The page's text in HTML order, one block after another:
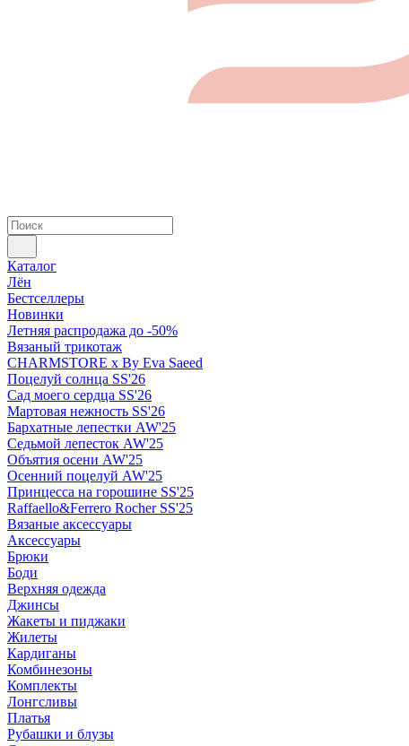
Каталог
Лён
Бестселлеры
Новинки
Летняя распродажа до -50%
Вязаный трикотаж
CHARMSTORE х By Eva Saeed
Поцелуй солнца SS'26
Сад моего сердца SS'26
Мартовая нежность SS'26
Бархатные лепестки AW'25
Седьмой лепесток AW'25
Объятия осени AW'25
Осенний поцелуй AW'25
Принцесса на горошине SS'25
Raffaello&Ferrero Rocher SS'25
Вязаные аксессуары
Аксессуары
Брюки
Боди
Верхняя одежда
Джинсы
Жакеты и пиджаки
Жилеты
Кардиганы
Комбинезоны
Комплекты
Лонгсливы
Платья
Рубашки и блузы